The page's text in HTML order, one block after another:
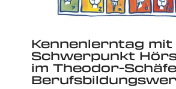
Kennenlerntag mit
Schwerpunkt
im Theodor-